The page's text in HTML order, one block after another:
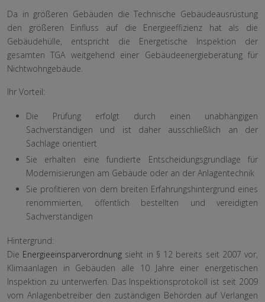
Da in größeren Gebäuden die Technische Gebäudeausrüstung
den größeren Einfluss auf die Energieeffizienz hat als die
Gebäudehülle, entspricht die Energetische Inspektion der
gesamten TGA weitgehend einer Gebäudeenergieberatung für
Nichtwohngebäude.
Ihr Vorteil:
Die Prüfung erfolgt durch einen unabhängigen
Sachverständigen und ist daher ausschließlich an der
Sachlage orientiert
Sie erhalten eine fundierte Entscheidungsgrundlage für
Modernisierungen am Gebäude oder an der Anlagentechnik
Sie profitieren von dem breiten Erfahrungshintergrund eines
renommierten, öffentlich bestellten und vereidigten
Sachverständigen
Hintergrund:
Die Energieeinsparverordnung sieht in § 12 bereits seit 2007 vor,
Klimaanlagen in Gebäuden alle 10 Jahre einer energetischen
Inspektion zu unterwerfen. Das Inspektionsprotokoll ist seit 2009
vom Anlagenbetreiber den zuständigen Behörden auf Verlangen